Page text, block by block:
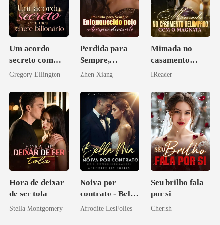
Um acordo
secreto com
meu chefe
Gregory Ellington
Perdida para
Sempre,
Enlouquecido
Arrependiment
Zhen Xiang
Mimada no
casamento
relâmpago com
IReader
Hora de deixar
de ser tola
Stella Montgomery
Noiva por
contrato - Bella
Mia
Afrodite LesFolies
Seu brilho fala
por si
Cherish